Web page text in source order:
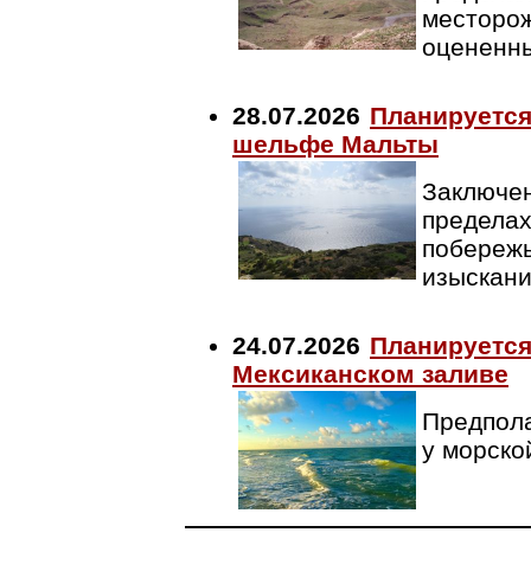
28.07.2026
шельфе Мальты
24.07.2026
Мексиканском заливе
у